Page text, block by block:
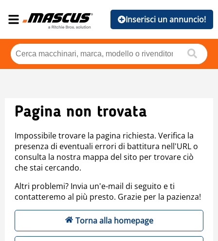
Inserisci un annuncio!
Pagina non trovata
Impossibile trovare la pagina richiesta. Verifica la
presenza di eventuali errori di battitura nell'URL o
consulta la nostra mappa del sito per trovare ciò
che stai cercando.
Altri problemi? Invia un'e-mail di seguito e ti
contatteremo al più presto. Grazie per la pazienza!
Torna alla homepage